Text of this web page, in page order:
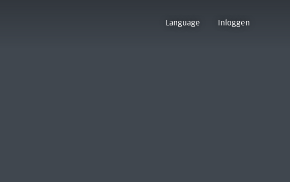
Language Inloggen